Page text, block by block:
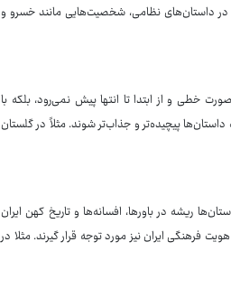
در داستان‌های نظامی، شخصیت‌هایی مانند خسرو و
خطی و از ابتدا تا انتها پیش نمی‌رود، بلکه با
پیچیده‌تر و جذاب‌تر شوند. مثلاً در گلستان
ریشه در باورها، افسانه‌ها و تاریخ کهن ایران
فرهنگی ایران نیز مورد توجه قرار گیرند. مثلا در